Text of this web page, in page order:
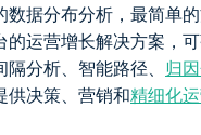
数据分布分析，最简单
的运营增长解决方案，
分析、智能路径、 归
供决策、营销和精细化